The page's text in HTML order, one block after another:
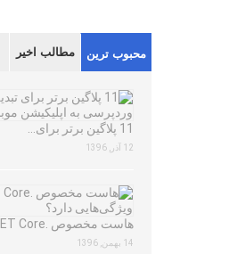
محبوب ترین مطالب اخیر
11 پلاگین برتر برای…
12 آذر, 1396
هاست مخصوص .NET Core…
14 بهمن, 1396